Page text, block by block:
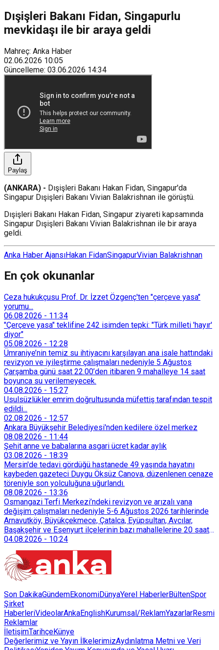
Dışişleri Bakanı Fidan, Singapurlu
mevkidaşı ile bir araya geldi
Mahreç: Anka Haber
02.06.2026 10:05
Güncelleme: 03.06.2026 14:34
Paylaş
(ANKARA) - Dışişleri Bakanı Hakan Fidan, Singapur'da
Singapur Dışişleri Bakanı Vivian Balakrishnan ile görüştü.
Dışişleri Bakanı Hakan Fidan, Singapur ziyareti kapsamında
Singapur Dışişleri Bakanı Vivian Balakrishnan ile bir araya
geldi.
Anka Haber AjansıHakan FidanSingapurVivian Balakrishnan
En çok okunanlar
Ceza hukukçusu Prof. Dr. İzzet Özgenç'ten "çerçeve yasa"
yorumu...
06.08.2026 - 11:34
"Çerçeve yasa" teklifine 242 isimden tepki: "Türk milleti 'hayır'
diyor"
05.08.2026 - 12:28
Ümraniye’nin temiz su ihtiyacını karşılayan ana isale hattındaki
revizyon ve iyileştirme çalışmaları nedeniyle 5 Ağustos
Çarşamba günü saat 22.00’den itibaren 9 mahalleye 14 saat
boyunca su verilemeyecek.
04.08.2026 - 15:27
Usulsüzlükler emrim doğrultusunda müfettiş tarafından tespit
edildi...
02.08.2026 - 12:57
Ankara Büyükşehir Belediyesi'nden kedilere özel merkez
08.08.2026 - 11:44
Şehit anne ve babalarına asgari ücret kadar aylık
03.08.2026 - 18:39
Mersin'de tedavi gördüğü hastanede 49 yaşında hayatını
kaybeden gazeteci Duygu Öksüz Canova, düzenlenen cenaze
töreniyle son yolculuğuna uğurlandı.
08.08.2026 - 13:36
Osmangazi Terfi Merkezi’ndeki revizyon ve arızalı vana
değişim çalışmaları nedeniyle 5-6 Ağustos 2026 tarihlerinde
Arnavutköy, Büyükçekmece, Çatalca, Eyüpsultan, Avcılar,
Başakşehir ve Esenyurt ilçelerinin bazı mahallelerine 20 saat
süreyle su verilemeyecek.
04.08.2026 - 10:24
Son DakikaGündemEkonomiDünyaYerel HaberlerBültenSpor
Şirket
HaberleriVideolarAnkaEnglishKurumsal/ReklamYazarlarResmi
Reklamlar
İletişimTarihçeKünye
Değerlerimiz ve Yayın İlkelerimizAydınlatma Metni ve Veri